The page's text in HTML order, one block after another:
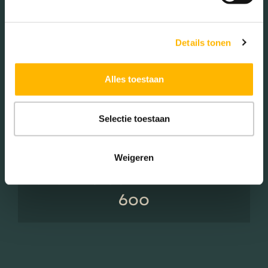
Details tonen
Alles toestaan
Selectie toestaan
Weigeren
Huur (51.00%)
Aantal inwoners:
600